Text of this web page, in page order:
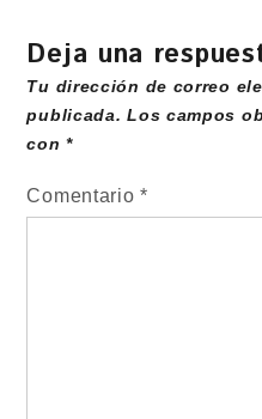
Deja una
Tu dirección de correo
publicada. Los campos
con*
Comentario*